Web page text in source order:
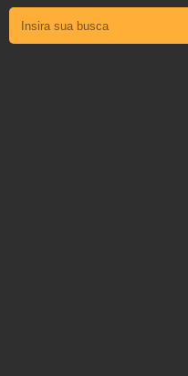
Ver todas as notícias